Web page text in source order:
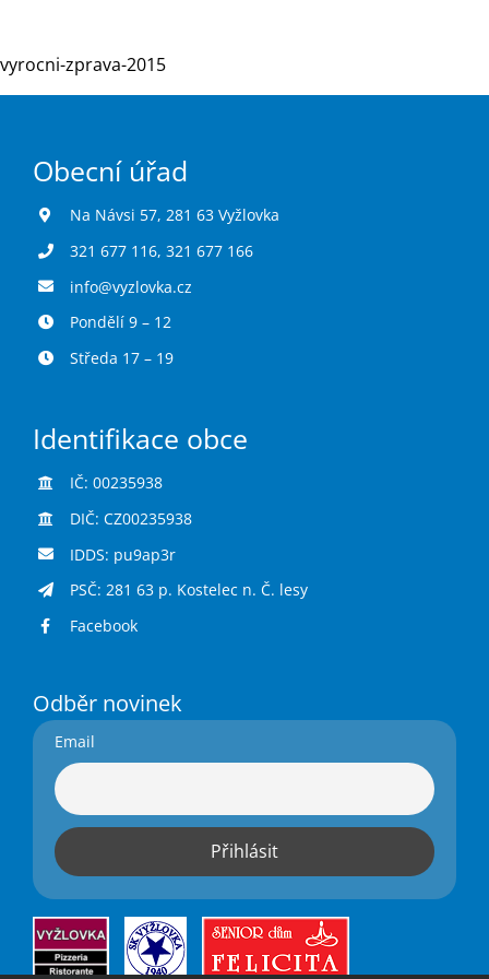
Hlášení závad
vyrocni-zprava-2015
Obecní úřad
Na Návsi 57, 281 63 Vyžlovka
321 677 116, 321 677 166
info@vyzlovka.cz
Pondělí 9 – 12
Středa 17 – 19
Identifikace obce
IČ: 00235938
DIČ: CZ00235938
IDDS: pu9ap3r
PSČ: 281 63 p. Kostelec n. Č. lesy
Facebook
Odběr novinek
Email